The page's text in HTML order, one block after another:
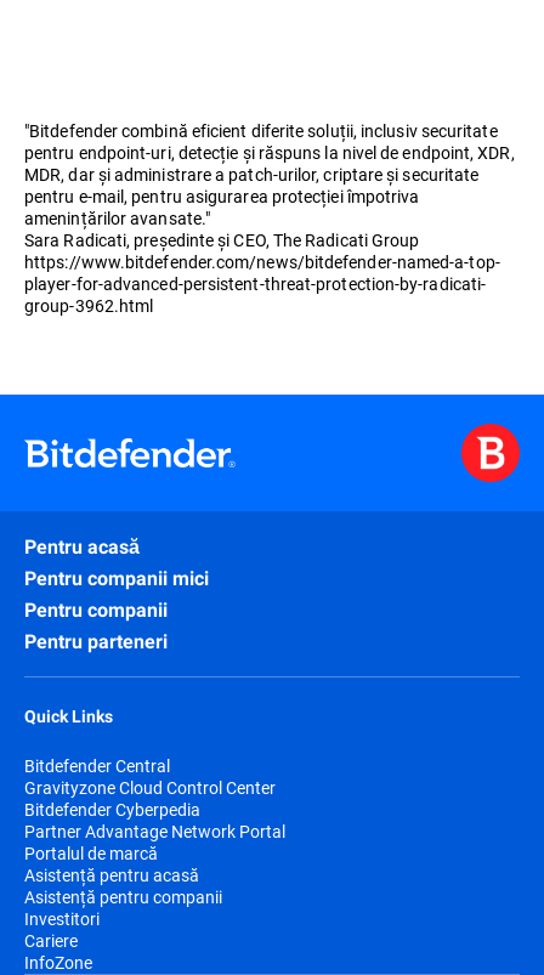
"Bitdefender combină eficient diferite soluții, inclusiv securitate
pentru endpoint-uri, detecție și răspuns la nivel de endpoint, XDR,
MDR, dar și administrare a patch-urilor, criptare și securitate
pentru e-mail, pentru asigurarea protecției împotriva
amenințărilor avansate."
Sara Radicati, președinte și CEO, The Radicati Group
https://www.bitdefender.com/news/bitdefender-named-a-top-
player-for-advanced-persistent-threat-protection-by-radicati-
group-3962.html
Pentru acasă
Pentru companii mici
Pentru companii
Pentru parteneri
Quick Links
Bitdefender Central
Gravityzone Cloud Control Center
Bitdefender Cyberpedia
Partner Advantage Network Portal
Portalul de marcă
Asistență pentru acasă
Asistență pentru companii
Investitori
Cariere
InfoZone